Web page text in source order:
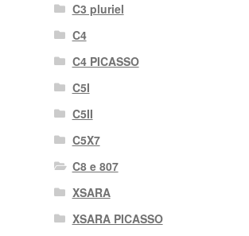
C3 pluriel
C4
C4 PICASSO
C5I
C5II
C5X7
C8 e 807
XSARA
XSARA PICASSO